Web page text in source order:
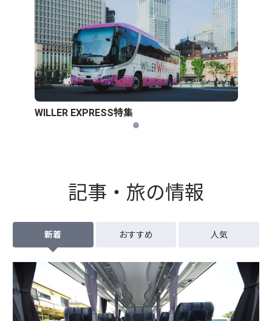
WILLER EXPRESS特集
記事・旅の情報
新着 おすすめ 人気